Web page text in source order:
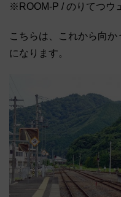
※ROOM-P / のりてつウ
こちらは、これから向
になります。